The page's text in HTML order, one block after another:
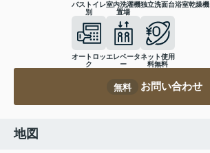
バストイレ
別
室内洗濯機
置場
独立洗面台浴室乾燥機
オートロッ
ク
エレベータ
ー
ネット使用
料無料
無料 お問い合わせ
地図